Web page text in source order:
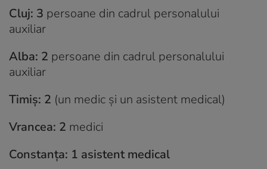
Cluj: 3 persoane din cadrul personalului
auxiliar
Alba: 2 persoane din cadrul personalului
auxiliar
Timiș: 2 (un medic și un asistent medical)
Vrancea: 2 medici
Constanța: 1 asistent medical